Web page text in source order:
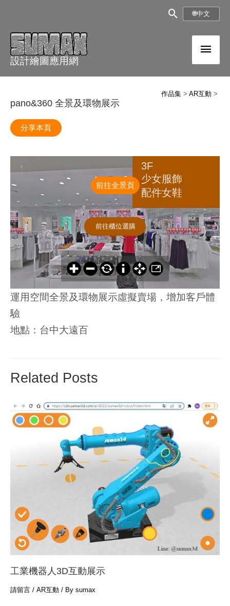
搜
🌐中文
設計繪圖應用網
主
選
單
作品集 AR互動
pano&360 全景及環物展示
分享本頁
前往全景頁
運用空間全景及環物展示虛擬賣場，增加客戶體
驗
地點：台中大遠百
Related Posts
工業機器人3D互動展示
請留言 / AR互動 / By sumax